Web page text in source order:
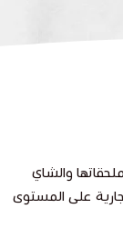
والشاي
على المستوى